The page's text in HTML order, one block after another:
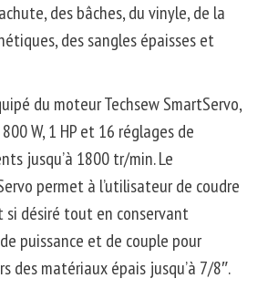
des bâches, du vinyle, de la
des sangles épaisses et
du moteurTechsewSmartServo,
W, 1 HP et 16 réglages de
jusqu’à 1800tr/min.Le
permet à l’utilisateur de coudre
désiré tout en conservant
puissance et de couple pour
des matériaux épais jusqu’à 7/8″.